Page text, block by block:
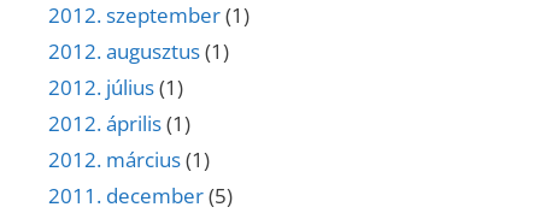
2012. szeptember(1)
2012. augusztus(1)
2012. július(1)
2012. április(1)
2012. március(1)
2011. december(5)